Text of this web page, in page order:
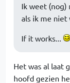
Ik weet (nog)
als ik me niet
If it works...
Het was al laat
hoofd gezien